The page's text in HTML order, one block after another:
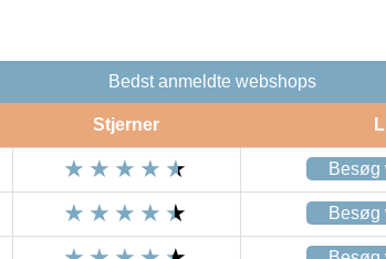
Bedst anmeldte webshops
Stjerner
Besøg
Besøg